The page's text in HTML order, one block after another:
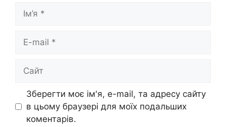
Ім’я
Сайт
Зберегти моє ім'я, e-mail, та адресу сайту
в цьому браузері для моїх подальших
коментарів.